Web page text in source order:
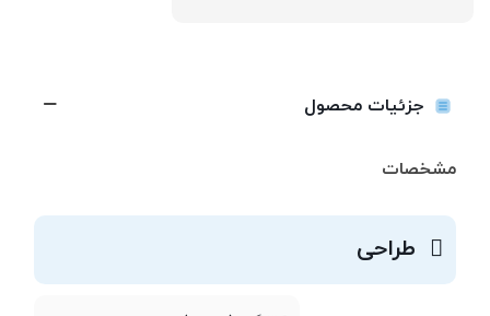
جزئیات محصول
مشخصات
طراحی